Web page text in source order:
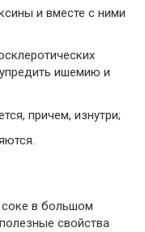
и вместе с ними
ишемию и
причем, изнутри;
в большом
свойства